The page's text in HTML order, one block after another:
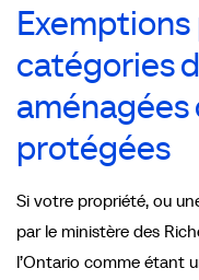
Exemptions
catégories
protégées
Si votre propriété, ou
par le ministère des
l’Ontario comme étant